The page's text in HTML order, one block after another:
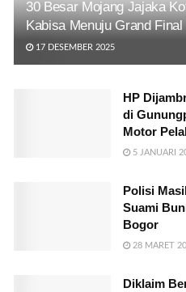
30 Besar Mojang Jajaka
Kabisa Menuju Grand Final
17 DESEMBER 2025
HP
di
Motor
5 JANUARI
Polisi
Suami
Bogor
28 MARET
Diklaim